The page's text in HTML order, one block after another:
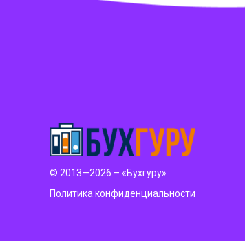
© 2013—2026 – «Бухгуру»
Политика конфиденциальности